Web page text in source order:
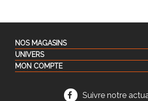
NOS MAGASINS
UNIVERS
MON COMPTE
Suivre notre